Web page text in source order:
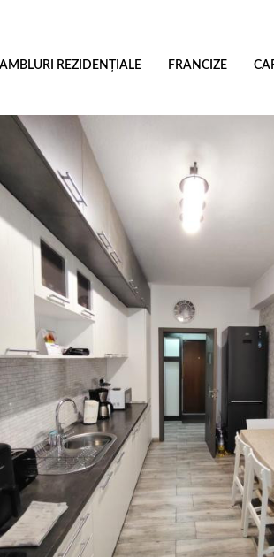
REZIDENŢIALE FRANCIZE